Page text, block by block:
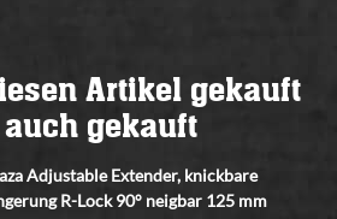
Artikel gekauft
gekauft
Adjustable Extender, knickbare
R-Lock 90° neigbar 125 mm